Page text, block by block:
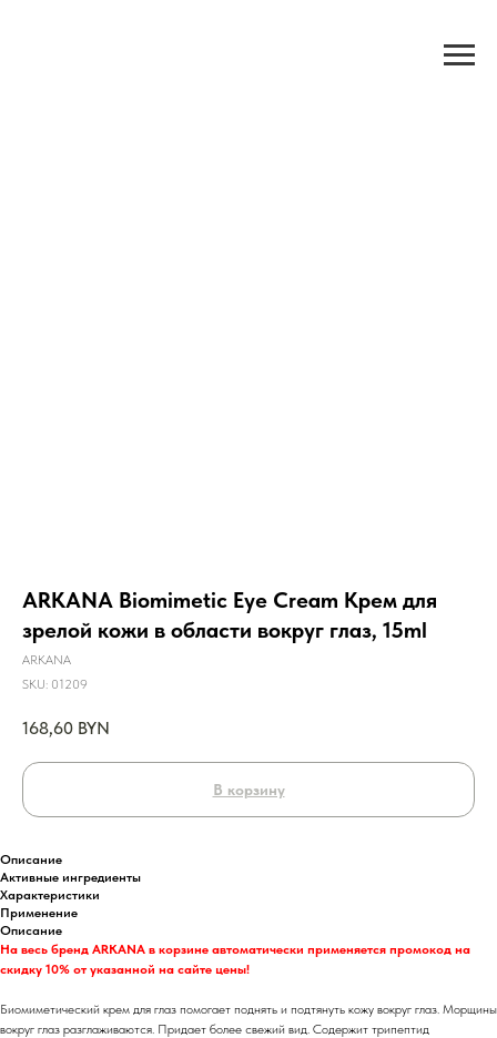
ARKANA Biomimetic Eye Cream Крем для
зрелой кожи в области вокруг глаз, 15ml
ARKANA
SKU: 01209
168,60 BYN
В корзину
Описание
Активные ингредиенты
Характеристики
Применение
Описание
На весь бренд ARKANA в корзине автоматически применяется промокод на
скидку 10% от указанной на сайте цены!
Биомиметический крем для глаз помогает поднять и подтянуть кожу вокруг глаз. Морщины
вокруг глаз разглаживаются. Придает более свежий вид. Содержит трипептид